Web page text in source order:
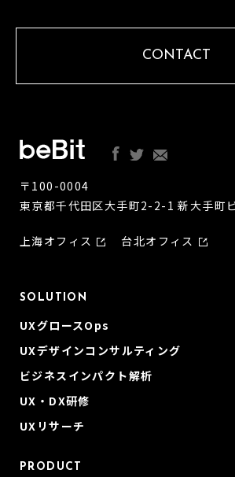
CONTACT
〒100-0004
東京都千代田区大手町2-2-1 新大手町
上海オフィス 台北オフィス
SOLUTION
UXグロースOps
UXデザインコンサルティング
ビジネスインパクト解析
UX・DX研修
UXリサーチ
PRODUCT